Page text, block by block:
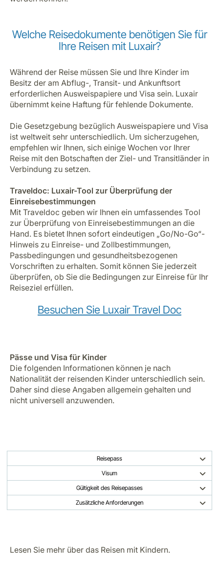
Welche Reisedokumente benötigen Sie für
Ihre Reisen mit Luxair?
Während der Reise müssen Sie und Ihre Kinder im
Besitz der am Abflug-, Transit- und Ankunftsort
erforderlichen Ausweispapiere und Visa sein. Luxair
übernimmt keine Haftung für fehlende Dokumente.
Die Gesetzgebung bezüglich Ausweispapiere und Visa
ist weltweit sehr unterschiedlich. Um sicherzugehen,
empfehlen wir Ihnen, sich einige Wochen vor Ihrer
Reise mit den Botschaften der Ziel- und Transitländer in
Verbindung zu setzen.
Traveldoc: Luxair-Tool zur Überprüfung der
Einreisebestimmungen
Mit Traveldoc geben wir Ihnen ein umfassendes Tool
zur Überprüfung von Einreisebestimmungen an die
Hand. Es bietet Ihnen sofort eindeutigen „Go/No-Go“-
Hinweis zu Einreise- und Zollbestimmungen,
Passbedingungen und gesundheitsbezogenen
Vorschriften zu erhalten. Somit können Sie jederzeit
überprüfen, ob Sie die Bedingungen zur Einreise für Ihr
Reiseziel erfüllen.
Besuchen Sie Luxair Travel Doc
Pässe und Visa für Kinder
Die folgenden Informationen können je nach
Nationalität der reisenden Kinder unterschiedlich sein.
Daher sind diese Angaben allgemein gehalten und
nicht universell anzuwenden.
Reisepass
Visum
Gültigkeit des Reisepasses
Zusätzliche Anforderungen
Lesen Sie mehr über das Reisen mit Kindern.